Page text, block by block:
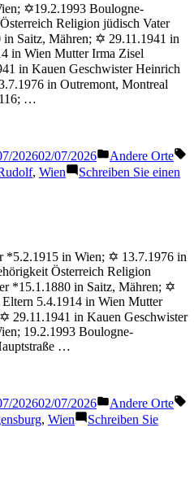
✡19.2.1993 Boulogne-
Religion jüdisch Vater
Saitz, Mähren; ✡ 29.11.1941 in
in Wien Mutter Irma Zisel
in Kauen Geschwister Heinrich
in Outremont, Montreal
…
202602/07/2026
Veröffentlicht
in
Andere Orte
, Wien
Schreiben Sie einen
*5.2.1915 in Wien; ✡ 13.7.1976 in
Österreich Religion
*15.1.1880 in Saitz, Mähren; ✡
5.4.1914 in Wien Mutter
29.11.1941 in Kauen Geschwister
19.2.1993 Boulogne-
…
202602/07/2026
Veröffentlicht
in
Andere Orte
, Wien
Schreiben Sie